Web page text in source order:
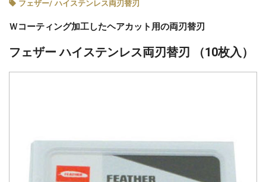
フェザー/ ハイステンレス両刃替刃
Ｗコーティング加工したヘアカット用の両刃替刃
フェザー ハイステンレス両刃替刃 （10枚入）